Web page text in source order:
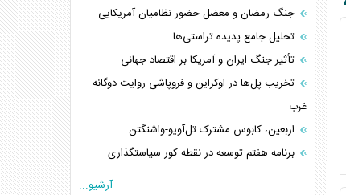
جنگ رمضان و معضل حضور نظامیان آمریکایی
تحلیل جامع پدیده تراستی‌ها
تأثیر جنگ ایران و آمریکا بر اقتصاد جهانی
تخریب پل‌ها در اوکراین و فروپاشی روایت دوگانه
غرب
اربعین، کابوس مشترک تل‌آویو-واشنگتن
برنامه هفتم توسعه در نقطه کور سیاستگذاری
کنوانسیون دریای خزر در راستای منافع ملی است؟آرشیو...